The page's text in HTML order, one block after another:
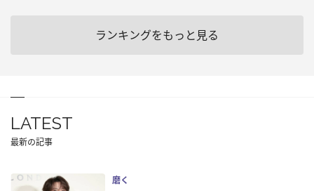
ランキングをもっと見る
LATEST
最新の記事
磨く